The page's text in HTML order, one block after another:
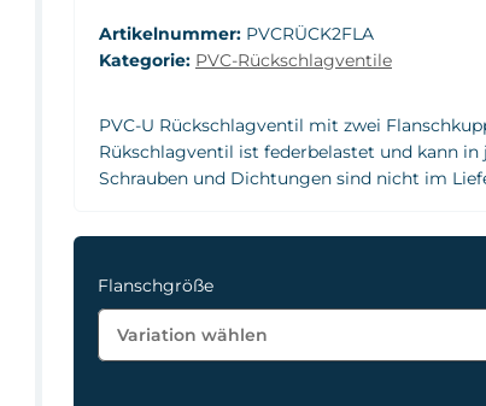
Artikelnummer: PVCRÜCK2FLA
Kategorie: PVC-Rückschlagventile
PVC-U Rückschlagventil mit zwei
Rükschlagventil ist federbelastet und kann
Schrauben und Dichtungen sind nicht im
Flanschgröße
Variation wählen